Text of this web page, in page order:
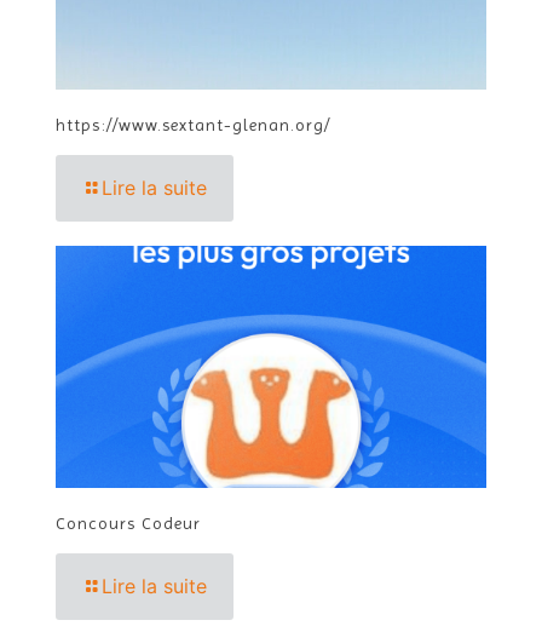
https://www.sextant-glenan.org/
Lire la suite
Concours Codeur
Lire la suite